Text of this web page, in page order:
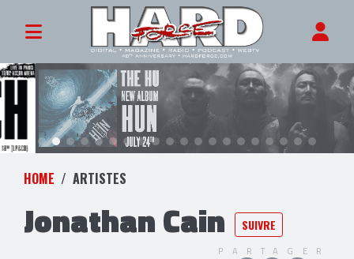
HOME ARTISTES
Jonathan Cain SUIVRE
PARTAGER